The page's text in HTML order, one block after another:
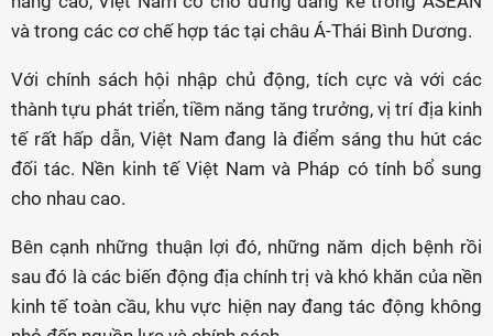
và trong các cơ chế hợp tác tại châu Á-Thái Bình Dương.
Với chính sách hội nhập chủ động, tích cực và với các
thành tựu phát triển, tiềm năng tăng trưởng, vị trí địa kinh
tế rất hấp dẫn, Việt Nam đang là điểm sáng thu hút các
đối tác. Nền kinh tế Việt Nam và Pháp có tính bổ sung
cho nhau cao.
Bên cạnh những thuận lợi đó, những năm dịch bệnh rồi
sau đó là các biến động địa chính trị và khó khăn của nền
kinh tế toàn cầu, khu vực hiện nay đang tác động không